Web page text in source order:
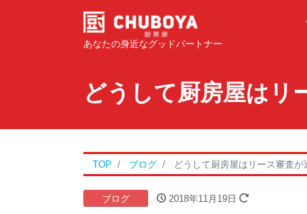
あなたの身近なグッドパートナー
どうして厨房屋はリ
TOP ブログ どうして厨房屋はリース審査
ブログ 2018年11月19日